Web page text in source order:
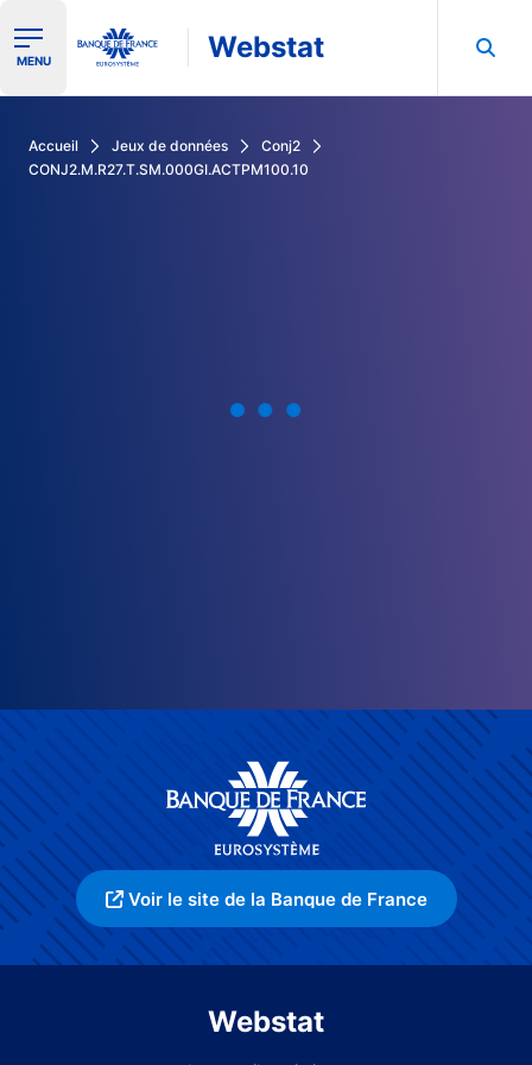
Ouvrir le menu de navigation
MENU Webstat
Accueil Jeux de données
Conj2
CONJ2.M.R27.T.SM.000GI.ACTPM100.10
Voir le site de la Banque de France
Webstat